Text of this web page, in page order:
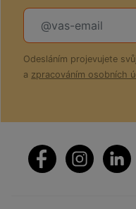
Odesláním projevujete
a zpracováním osobních